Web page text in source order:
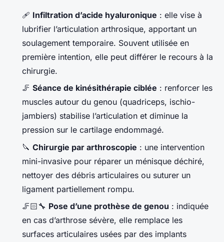
🩹 Infiltration d’acide hyaluronique : elle vise à
lubrifier l’articulation arthrosique, apportant un
soulagement temporaire. Souvent utilisée en
première intention, elle peut différer le recours à la
chirurgie.
🦵 Séance de kinésithérapie ciblée : renforcer les
muscles autour du genou (quadriceps, ischio-
jambiers) stabilise l’articulation et diminue la
pression sur le cartilage endommagé.
🔪 Chirurgie par arthroscopie : une intervention
mini-invasive pour réparer un ménisque déchiré,
nettoyer des débris articulaires ou suturer un
ligament partiellement rompu.
🦵🏻🔧 Pose d’une prothèse de genou : indiquée
en cas d’arthrose sévère, elle remplace les
surfaces articulaires usées par des implants